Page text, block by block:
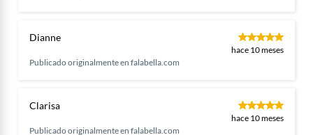
Dianne
hace 10 meses
Publicado originalmente en falabella.com
Clarisa
hace 10 meses
Publicado originalmente en falabella.com